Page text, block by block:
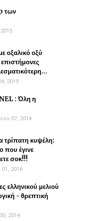
των
οξαλικό οξύ
2019
: Όλη η
07, 2014
τρίπατη κυψέλη:
που έγινε
σοκ!!!
2016
ελληνικού μελιού
- θρεπτική
2014